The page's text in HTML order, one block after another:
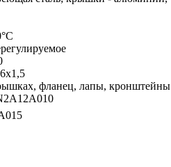
фланец, лапы, кронштейны